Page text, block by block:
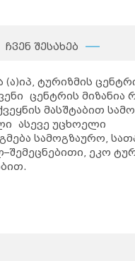
ჩვენ შესახებ
ტურიზმის
ცენტრის
მასშტაბით
ასევე უცხოელი
სამოგზაურო,
ეკო